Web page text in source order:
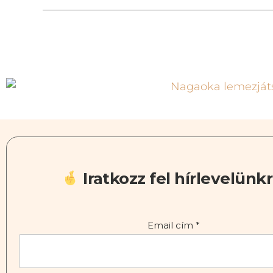
Iratkozz fel
Email cím *